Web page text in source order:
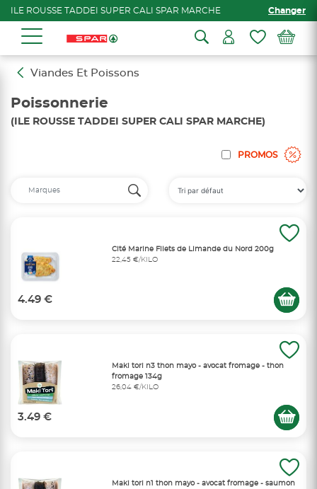
ILE ROUSSE TADDEI SUPER CALI SPAR MARCHE Changer
Viandes Et Poissons
Poissonnerie
(ILE ROUSSE TADDEI SUPER CALI SPAR MARCHE)
PROMOS
Cité Marine Filets de Limande du Nord 200g
22,45 €/KILO
4.49 €
Maki tori n3 thon mayo - avocat fromage - thon
fromage 134g
26,04 €/KILO
3.49 €
Maki tori n1 thon mayo - avocat fromage - saumon